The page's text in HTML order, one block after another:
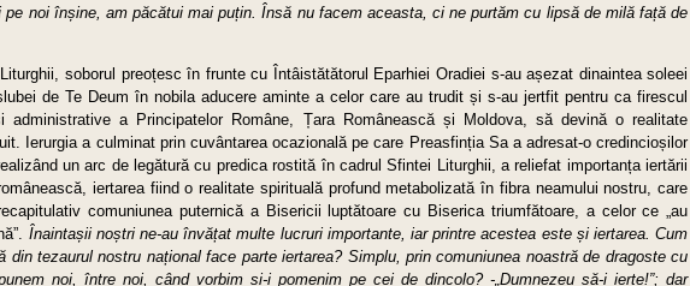
pe noi înșine, am păcătui mai puțin. Însă nu facem aceasta, ci ne purtăm cu lipsă de milă față de
soborul preoțesc în frunte cu Întâistătătorul Eparhiei Oradiei s-au așezat dinaintea soleei
de Te Deum în nobila aducere aminte a celor care au trudit și s-au jertfit pentru ca firescul
administrative a Principatelor Române, Țara Românească și Moldova, să devină o realitate
Ierurgia a culminat prin cuvântarea ocazională pe care Preasfinția Sa a adresat-o credincioșilor
un arc de legătură cu predica rostită în cadrul Sfintei Liturghii, a reliefat importanța iertării
iertarea fiind o realitate spirituală profund metabolizată în fibra neamului nostru, care
comuniunea puternică a Bisericii luptătoare cu Biserica triumfătoare, a celor ce „au
Înaintașii noștri ne-au învățat multe lucruri importante, iar printre acestea este și iertarea. Cum
din tezaurul nostru național face parte iertarea? Simplu, prin comuniunea noastră de dragoste cu
noi, între noi, când vorbim și-i pomenim pe cei de dincolo? -„Dumnezeu să-i ierte!”; dar